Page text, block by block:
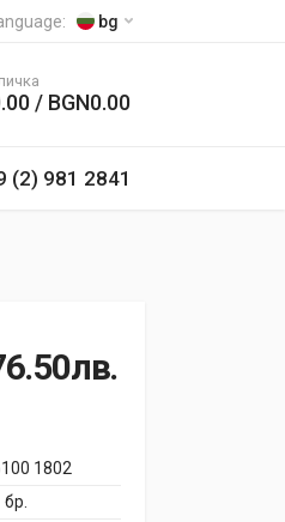
bg
(2) 981 2841
/ BGN0.00
1802
бр.